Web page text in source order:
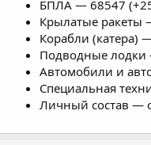
БПЛА — 68547
Крылатые ракеты
Корабли (катера)
Подводные лодки
Автомобили и
Специальная
Личный состав —